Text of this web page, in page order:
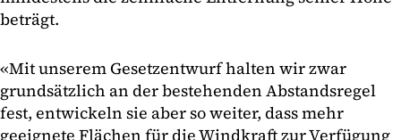
beträgt.
«Mit unserem Gesetzentwurf halten wir zwar
grundsätzlich an der bestehenden Abstandsregel
fest, entwickeln sie aber so weiter, dass mehr
geeignete Flächen für die Windkraft zur Verfügung